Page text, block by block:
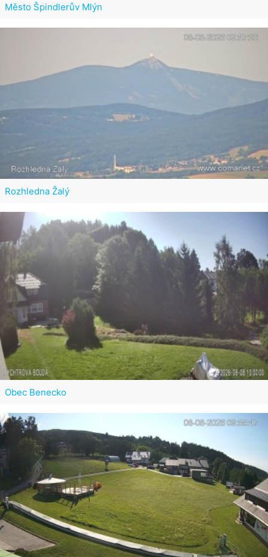
Město Špindlerův Mlýn
Rozhledna Žalý
Obec Benecko